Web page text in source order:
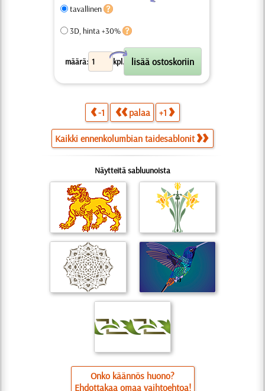
tavallinen
3D, hinta +30%
määrä: kpl.
X
-1 palaa +1
Kaikki ennenkolumbian taidesablonit
Näytteitä sabluunoista
Onko käännös huono?
Ehdottakaa omaa vaihtoehtoa!